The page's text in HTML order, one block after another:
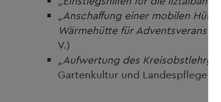
„Anschaffung einer mobilen
Wärmehütte für
V.)
„Aufwertung des
Gartenkultur und Landespflege